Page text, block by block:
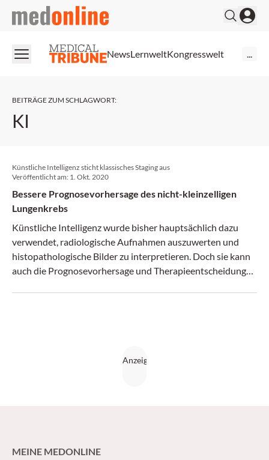
medonline
NewsLernweltKongresswelt
BEITRÄGE ZUM SCHLAGWORT:
KI
Künstliche Intelligenz sticht klassisches Staging aus
Veröffentlicht am: 1. Okt. 2020
Bessere Prognosevorhersage des nicht-kleinzelligen
Lungenkrebs
Künstliche Intelligenz wurde bisher hauptsächlich dazu
verwendet, radiologische Aufnahmen auszuwerten und
histopathologische Bilder zu interpretieren. Doch sie kann
auch die Prognosevorhersage und Therapieentscheidung
MEINE MEDONLINE